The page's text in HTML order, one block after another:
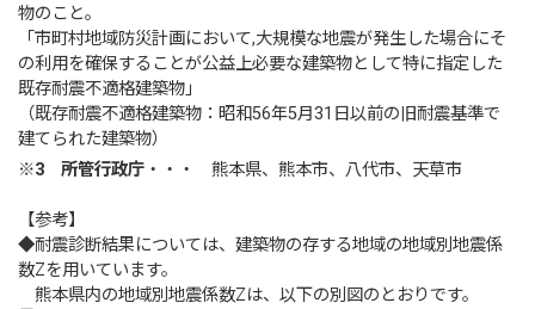
物のこと。
「市町村地域防災計画において,大規模な地震が発生した場合にそ
の利用を確保することが公益上必要な建築物として特に指定した
既存耐震不適格建築物」
（既存耐震不適格建築物：昭和56年5月31日以前の旧耐震基準で
建てられた建築物）
※3 所管行政庁 ・・・ 熊本県、熊本市、八代市、天草市
【参考】
◆耐震診断結果については、建築物の存する地域の地域別地震係
数Zを用いています。
熊本県内の地域別地震係数Zは、以下の別図のとおりです。